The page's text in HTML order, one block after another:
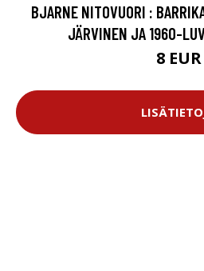
BJARNE NITOVUORI :
JÄRVINEN JA 1960-
8 EUR